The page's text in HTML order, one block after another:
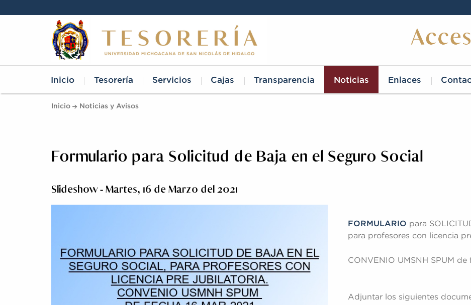
Inicio Tesorería Servicios Cajas Transparencia Noticias Enlaces
Inicio Noticias y Avisos
Formulario para Solicitud de Baja en el Seguro Social
Slideshow - Martes, 16 de Marzo del 2021
FORMULARIO para
para profesores con licencia
CONVENIO UMSNH SPUM de
Adjuntar los siguientes